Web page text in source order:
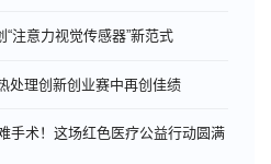
注意力视觉传感器”新范式
处理创新创业赛中再创佳绩
手术！这场红色医疗公益行动圆满